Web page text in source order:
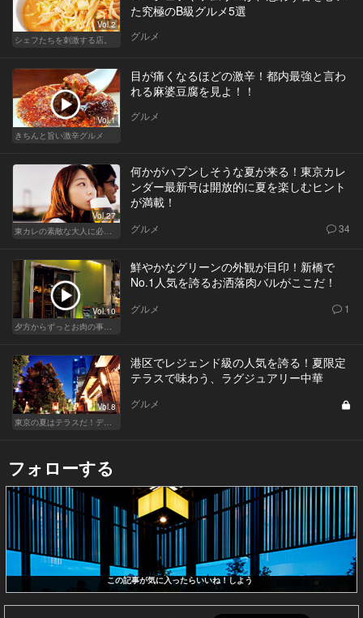
Vol.2
シェフたちを刺激する店。
た究極のB級グルメ5選
グルメ
Vol.1
きちんと旨い激辛グルメ
目が痛くなるほどの激辛！都内最強と言わ
れる麻婆豆腐を見よ！！
グルメ
Vol.27
何かがハプンしそうな夏が来る！東京カレ
ンダー最新号は開放的に夏を楽しむヒント
が満載！
グルメ 34
Vol.10
鮮やかなグリーンの外観が目印！新橋で
No.1人気を誇るお洒落肉バルがここだ！
グルメ 1
Vol.8
港区でレジェンド級の人気を誇る！夏限定
テラスで味わう、ラグジュアリー中華
グルメ
フォローする
この記事が気に入ったらいいね！しよう